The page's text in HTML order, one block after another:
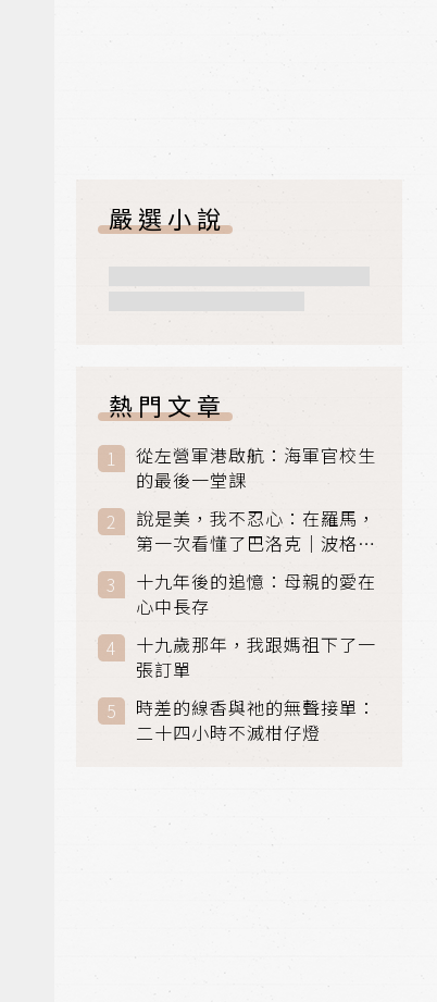
嚴選小說
熱門文章
從左營軍港啟航：海軍官校生
的最後一堂課
說是美，我不忍心：在羅馬，
第一次看懂了巴洛克｜波格賽
美術館 (Galleria Borghese)
｜義大利 羅馬
十九年後的追憶：母親的愛在
心中長存
十九歲那年，我跟媽祖下了一
張訂單
時差的線香與祂的無聲接單：
二十四小時不滅柑仔燈